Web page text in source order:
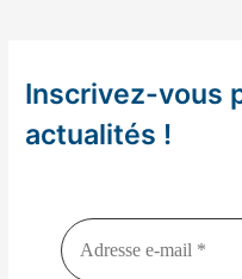
Inscrivez-vous
actualités !